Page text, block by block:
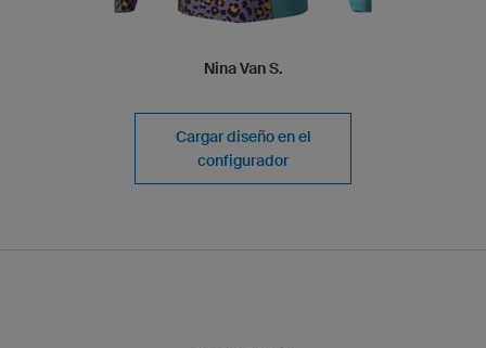
Nina Van S.
Cargar diseño en el
configurador